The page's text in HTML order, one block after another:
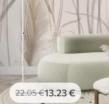
22.05€13.23€